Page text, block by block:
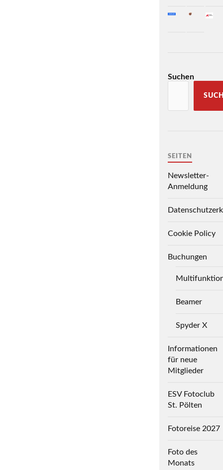
Suchen
SEITEN
Newsletter-
Anmeldung
Cookie Policy
Buchungen
Beamer
Spyder X
Informationen
für neue
Mitglieder
ESV Fotoclub
St. Pölten
Fotoreise 2027
Foto des
Monats